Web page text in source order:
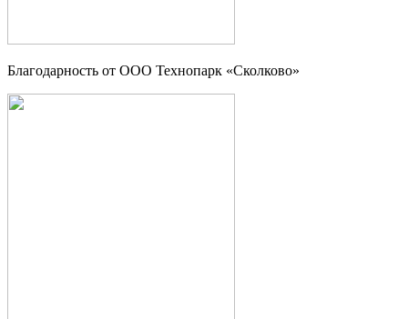
Благодарность от OOO Технопарк «Сколково»